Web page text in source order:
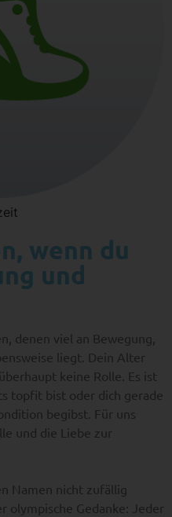
wenn du
und
denen viel an Bewegung,
liegt. Dein Alter
keine Rolle. Es ist
topfit bist oder dich gerade
begibst. Für uns
und die Liebe zur
Namen nicht zufällig
olympische Gedanke: Jeder